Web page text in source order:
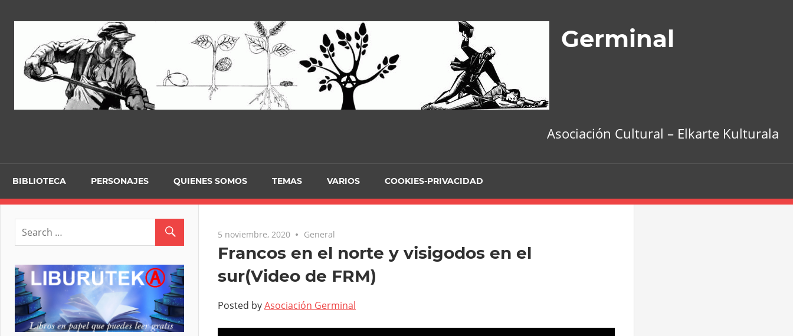
Germinal
Asociación Cultural – Elkarte Kulturala
BIBLIOTECA PERSONAJES QUIENES SOMOS TEMAS VARIOS COOKIES-PRIVACIDAD
5 noviembre, 2020 General
Francos en el norte y visigodos en el
sur(Video de FRM)
Posted byAsociación Germinal